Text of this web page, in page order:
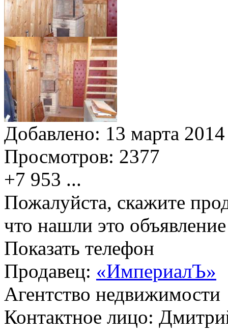
Добавлено: 13 марта 2014
Просмотров: 2377
+7 953 ...
Пожалуйста, скажите
что нашли это
Показать телефон
Продавец: «ИмпериалЪ»
Агентство недвижимости
Контактное лицо: